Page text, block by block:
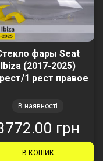
фары Seat
Ibiza (2017-2025)
1 рест правое
В наявності
грн
В КОШИК